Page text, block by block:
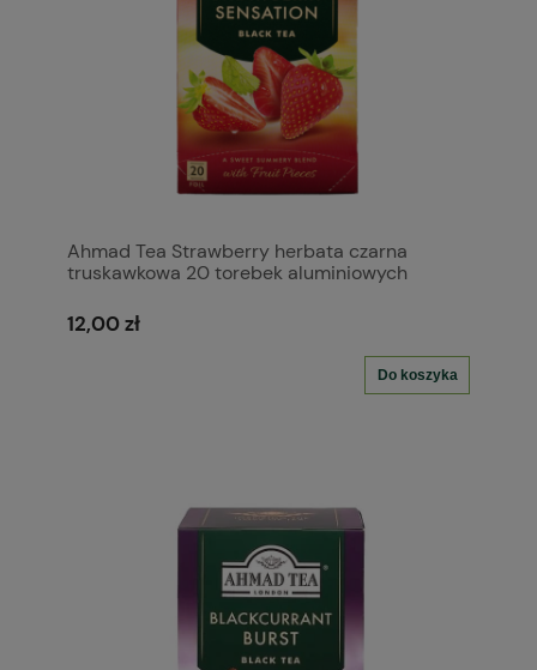
Ahmad Tea Strawberry herbata czarna
truskawkowa 20 torebek aluminiowych
12,00 zł
Do koszyka